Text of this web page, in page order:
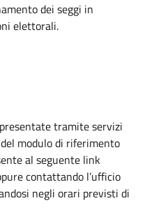
dei seggi in
elettorali.
tramite servizi
modulo di riferimento
al seguente link
contattando l’ufficio
negli orari previsti di